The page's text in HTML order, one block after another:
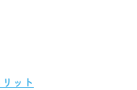
ット